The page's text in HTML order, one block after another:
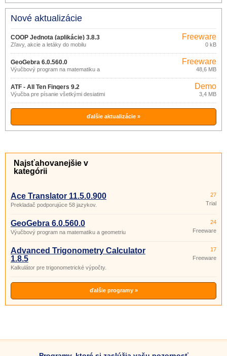
Nové aktualizácie
COOP Jednota (aplikácie) 3.8.3
Zľavy, akcie a letáky do mobilu
Freeware
0 kB
GeoGebra 6.0.560.0
Výučbový program na matematiku a
Freeware
48,6 MB
ATF - All Ten Fingers 9.2
Výučba pre písanie všetkými desiatimi
Demo
3,4 MB
ďalšie aktualizácie »
Najsťahovanejšie v
kategórii
Ace Translator 11.5.0.900
Prekladač podporujúce 58 jazykov.
27
Trial
GeoGebra 6.0.560.0
Výučbový program na matematiku a geometriu
24
Freeware
Advanced Trigonometry Calculator
1.8.5
Kalkulátor pre trigonometrické výpočty.
17
Freeware
ďalšie programy »